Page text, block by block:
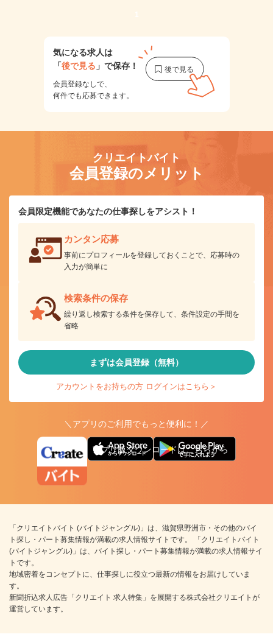
1
気になる求人は
「後で見る 」で保存！
会員登録なしで、
何件でも応募できます。
クリエイトバイト
会員登録のメリット
会員限定機能であなたの仕事探しをアシスト！
カンタン応募
事前にプロフィールを登録しておくことで、応募時の
入力が簡単に
検索条件の保存
繰り返し検索する条件を保存して、条件設定の手間を
省略
まずは会員登録（無料）
アカウントをお持ちの方 ログインはこちら＞
＼アプリのご利用でもっと便利に！／
アプリ版ダウンロードはこちらから
「クリエイトバイト (バイトジャングル)」は、滋賀県野洲市・その他のバイ
ト探し・パート募集情報が満載の求人情報サイトです。 「クリエイトバイト
(バイトジャングル)」は、バイト探し・パート募集情報が満載の求人情報サイ
トです。
地域密着をコンセプトに、仕事探しに役立つ最新の情報をお届けしていま
す。
新聞折込求人広告「クリエイト 求人特集」を展開する株式会社クリエイトが
運営しています。